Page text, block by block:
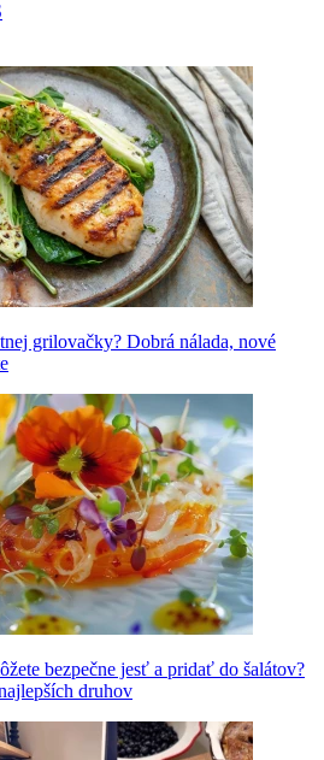
grilovačky? Dobrá nálada, nové
bezpečne jesť a pridať do šalátov?
druhov